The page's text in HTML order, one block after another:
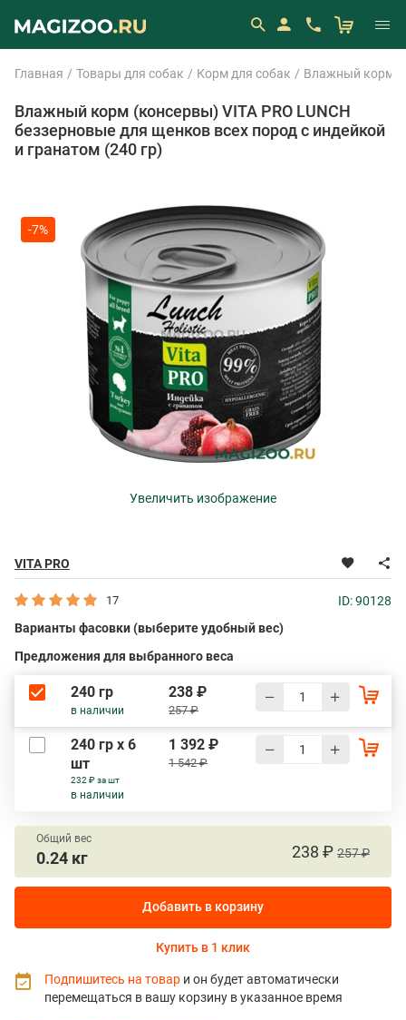
Главная Товары для собак Корм для собак Влажный корм
Влажный корм (консервы) VITA PRO LUNCH
беззерновые для щенков всех пород с индейкой
и гранатом (240 гр)
VITA PRO
-7%
Увеличить изображение
17
ID: 90128
Варианты фасовки (выберите удобный вес)
Предложения для выбранного веса
240 гр
в наличии
238 ₽
257 ₽
240 гр х 6
шт
232 ₽ за шт
в наличии
1 392 ₽
1 542 ₽
Общий вес
0.24 кг 238 ₽ 257 ₽
Добавить в корзину
Купить в 1 клик
Подпишитесь на товар и он будет автоматически
перемещаться в вашу корзину в указанное время